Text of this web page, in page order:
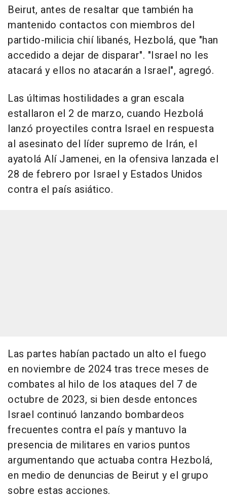
Beirut, antes de resaltar que también ha
mantenido contactos con miembros del
partido-milicia chií libanés, Hezbolá, que "han
accedido a dejar de disparar". "Israel no les
atacará y ellos no atacarán a Israel", agregó.
Las últimas hostilidades a gran escala
estallaron el 2 de marzo, cuando Hezbolá
lanzó proyectiles contra Israel en respuesta
al asesinato del líder supremo de Irán, el
ayatolá Alí Jamenei, en la ofensiva lanzada el
28 de febrero por Israel y Estados Unidos
contra el país asiático.
Las partes habían pactado un alto el fuego
en noviembre de 2024 tras trece meses de
combates al hilo de los ataques del 7 de
octubre de 2023, si bien desde entonces
Israel continuó lanzando bombardeos
frecuentes contra el país y mantuvo la
presencia de militares en varios puntos
argumentando que actuaba contra Hezbolá,
en medio de denuncias de Beirut y el grupo
sobre estas acciones.